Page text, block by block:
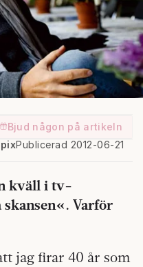
Bjud någon på artikeln
Publicerad 2012-06-21
kväll i tv-
Varför
jag firar 40 år som